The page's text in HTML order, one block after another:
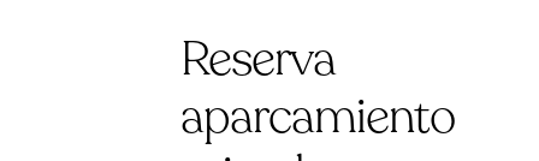
Reserva
aparcamiento